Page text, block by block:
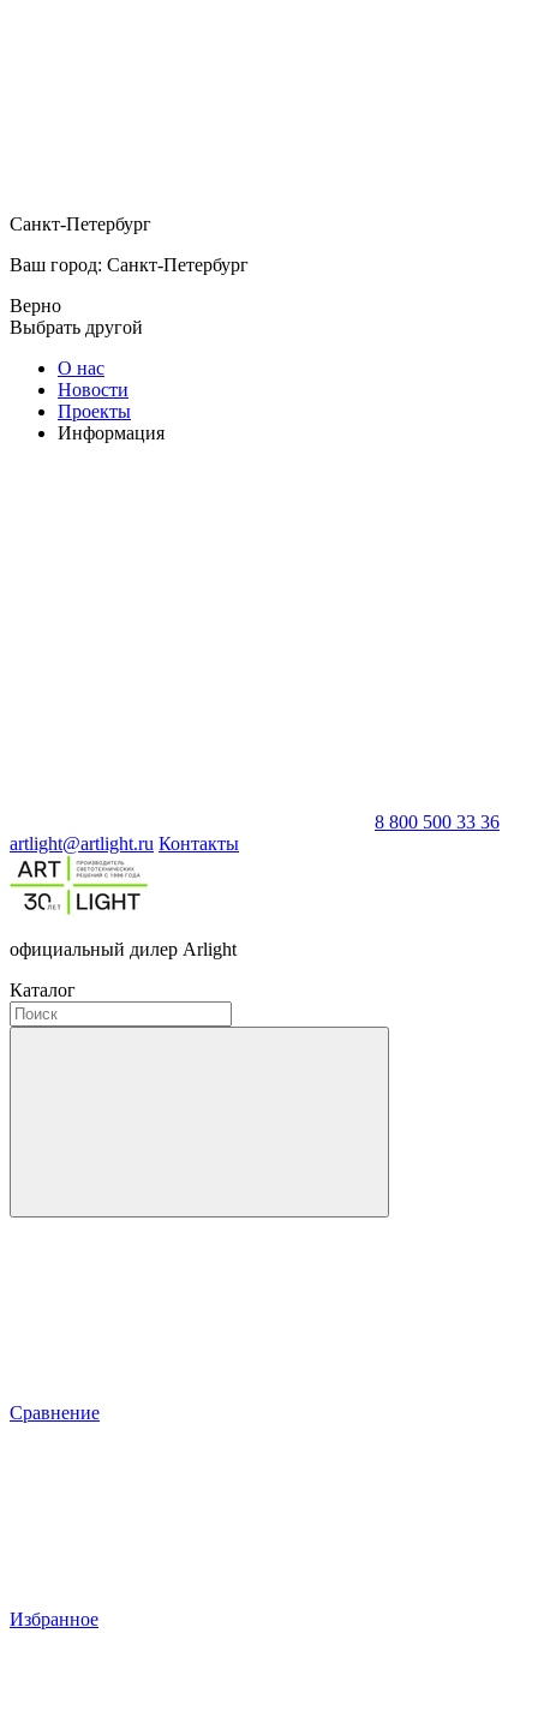
Санкт-Петербург
Ваш город: Санкт-Петербург
Верно
Выбрать другой
О нас
Новости
Проекты
Информация
8 800 500 33 36
artlight@artlight.ru Контакты
официальный дилер Arlight
Каталог
Сравнение
Избранное